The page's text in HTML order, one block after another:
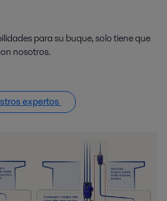
para su buque, solo tiene que
nosotros.
expertos